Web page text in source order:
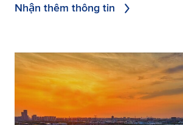
Nhận thêm thông tin